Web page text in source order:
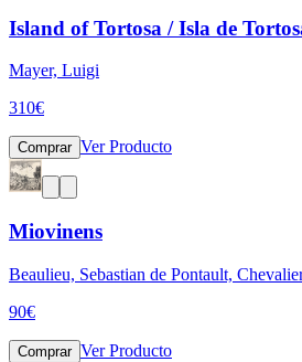
Island of Tortosa / Isla de
Mayer, Luigi
310€
Comprar Ver Producto
Miovinens
Beaulieu, Sebastian de Pontault,
90€
Comprar Ver Producto